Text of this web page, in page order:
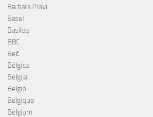
Barbara Pravi
Basel
Basilea
BBC
Beč
Bélgica
Belgija
Belgio
Belgique
Belgium